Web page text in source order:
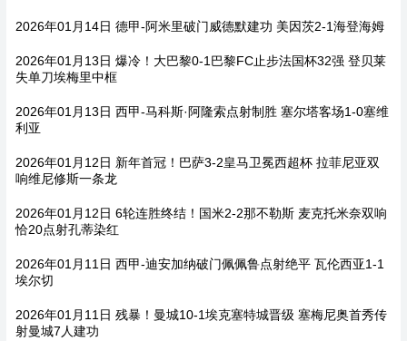
2026年01月14日 德甲-阿米里破门威德默建功 美因茨2-1海登海姆
2026年01月13日 爆冷！大巴黎0-1巴黎FC止步法国杯32强 登贝莱
失单刀埃梅里中框
2026年01月13日 西甲-马科斯·阿隆索点射制胜 塞尔塔客场1-0塞维
利亚
2026年01月12日 新年首冠！巴萨3-2皇马卫冕西超杯 拉菲尼亚双
响维尼修斯一条龙
2026年01月12日 6轮连胜终结！国米2-2那不勒斯 麦克托米奈双响
恰20点射孔蒂染红
2026年01月11日 西甲-迪安加纳破门佩佩鲁点射绝平 瓦伦西亚1-1
埃尔切
2026年01月11日 残暴！曼城10-1埃克塞特城晋级 塞梅尼奥首秀传
射曼城7人建功